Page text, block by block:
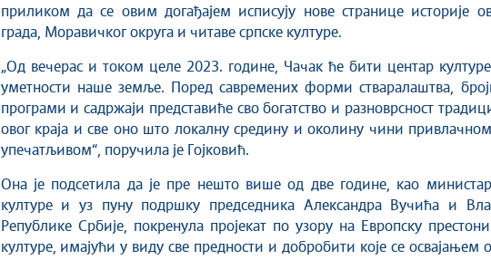
приликом да се овим догађајем исписују нове странице историје
града, Моравичког округа и читаве српске културе.
„Од вечерас и током целе 2023. године, Чачак ће бити центар
уметности наше земље. Поред савремених форми стваралаштва,
програми и садржаји представиће сво богатство и разноврсност
овог краја и све оно што локалну средину и околину чини
упечатљивом“, поручила је Гојковић.
Она је подсетила да је пре нешто више од две године, као
културе и уз пуну подршку председника Александра Вучића и
Републике Србије, покренула пројекат по узору на Европску
културе, имајући у виду све предности и добробити које се освајањем